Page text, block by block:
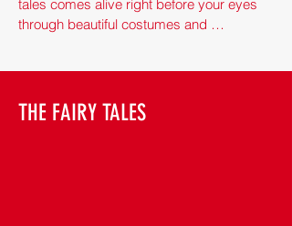
tales comes alive right before your eyes
through beautiful costumes and
of music and theater at the earliest age
possible in a way that speaks to them,
THE FAIRY TALES